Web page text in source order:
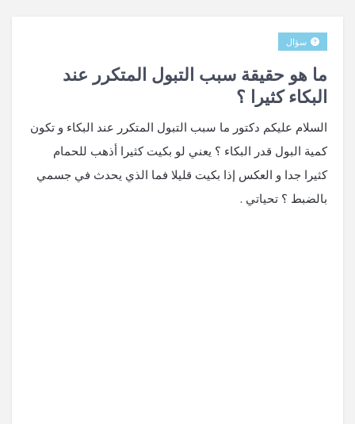
ما هو حقيقة سبب التبول المتكرر عند
البكاء كثيرا ؟
سؤال
السلام عليكم دكتور ما سبب التبول المتكرر عند البكاء و تكون
كمية البول قدر البكاء ؟ يعني لو بكيت كثيرا أذهب للحمام
كثيرا جدا و العكس إذا بكيت قليلا فما الذي يحدث في جسمي
بالضبط ؟ تحياتي .